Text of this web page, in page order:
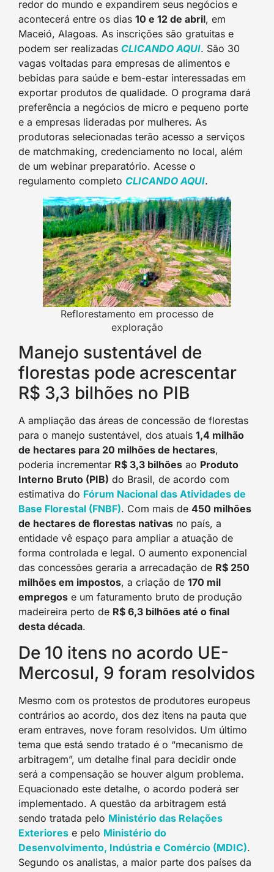
redor do mundo e expandirem seus negócios e
acontecerá entre os dias 10 e 12 de abril, em
Maceió, Alagoas. As inscrições são gratuitas e
podem ser realizadas CLICANDO AQUI. São 30
vagas voltadas para empresas de alimentos e
bebidas para saúde e bem-estar interessadas em
exportar produtos de qualidade. O programa dará
preferência a negócios de micro e pequeno porte
e a empresas lideradas por mulheres. As
produtoras selecionadas terão acesso a serviços
de matchmaking, credenciamento no local, além
de um webinar preparatório. Acesse o
regulamento completo CLICANDO AQUI.
Reflorestamento em processo de
exploração
Manejo sustentável de
florestas pode acrescentar
R$ 3,3 bilhões no PIB
A ampliação das áreas de concessão de florestas
para o manejo sustentável, dos atuais 1,4 milhão
de hectares para 20 milhões de hectares,
poderia incrementar R$ 3,3 bilhões ao Produto
Interno Bruto (PIB) do Brasil, de acordo com
estimativa do Fórum Nacional das Atividades de
Base Florestal (FNBF). Com mais de 450 milhões
de hectares de florestas nativas no país, a
entidade vê espaço para ampliar a atuação de
forma controlada e legal. O aumento exponencial
das concessões geraria a arrecadação de R$ 250
milhões em impostos, a criação de 170 mil
empregos e um faturamento bruto de produção
madeireira perto de R$ 6,3 bilhões até o final
desta década.
De 10 itens no acordo UE-
Mercosul, 9 foram resolvidos
Mesmo com os protestos de produtores europeus
contrários ao acordo, dos dez itens na pauta que
eram entraves, nove foram resolvidos. Um último
tema que está sendo tratado é o “mecanismo de
arbitragem”, um detalhe final para decidir onde
será a compensação se houver algum problema.
Equacionado este detalhe, o acordo poderá ser
implementado. A questão da arbitragem está
sendo tratada pelo Ministério das Relações
Exteriores e pelo Ministério do
Desenvolvimento, Indústria e Comércio (MDIC).
Segundo os analistas, a maior parte dos países da